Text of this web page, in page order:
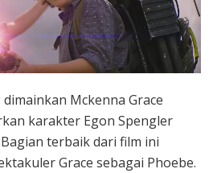
Mckenna Grace
karakter Egon Spengler
terbaik dari film ini
Grace sebagai Phoebe.